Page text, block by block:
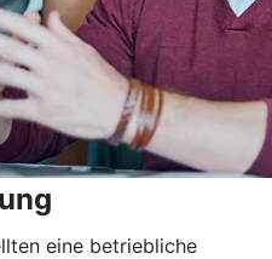
eine betriebliche